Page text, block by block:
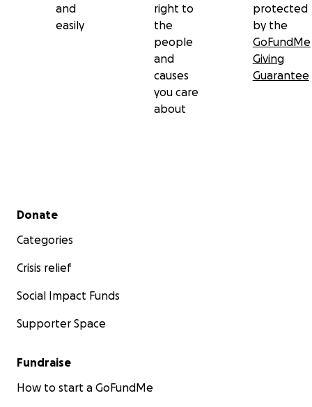
and
easily
right to
the
people
and
causes
you care
about
protected
by the
GoFundMe
Giving
Guarantee
Secondary menu
Donate
Categories
Crisis relief
Social Impact Funds
Supporter Space
Fundraise
How to start a GoFundMe